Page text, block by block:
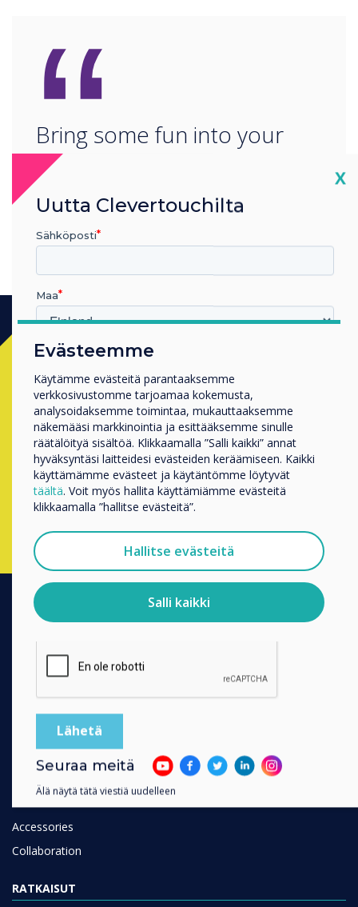
“
Bring some fun into your
classroom!"
Ready to buy?
Contact aClevertouchexpert by
completing the form below
Täytä tämä lomake
TUOTTEET
Digital Ecosystem
Interactive Displays
Digital Signage
Room Booking
Unified Comms
Accessories
Collaboration
RATKAISUT
Evästeemme
Käytämme evästeitä parantaaksemme
verkkosivustomme tarjoamaa kokemusta,
analysoidaksemme toimintaa, mukauttaaksemme
näkemääsi markkinointia ja esittääksemme sinulle
räätälöityä sisältöä. Klikkaamalla ”Salli kaikki” annat
hyväksyntäsi laitteidesi evästeiden keräämiseen. Kaikki
käyttämämme evästeet ja käytäntömme löytyvät
täältä. Voit myös hallita käyttämiämme evästeitä
klikkaamalla ”hallitse evästeitä”.
Hallitse evästeitä
Salli kaikki
X
Uutta Clevertouchilta
Sähköposti
Maa
Millä toimialalla työskentelet
Koulutus
Yritys
Muut
Yrityksen nimi
Haluamme ottaa sinuun yhteyttä tuotteistamme ja
palveluistamme sähköpostitse, puhelimitse tai postitse.
Suostun vastaanottamaan viestejä Clevertouch.
Tietoja siitä, miten keräämme ja käytämme
henkilötietojasi, ontietosuojaselosteessamme.
Klikkaamalla lähetä annat Clevertouch luvan tallentaa ja
käsitellä antamiasi tietoja.
Seuraa meitä
Älä näytä tätä viestiä uudelleen